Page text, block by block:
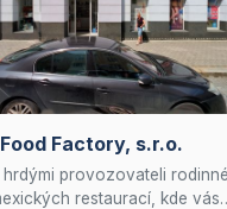
Factory, s.r.o.
hrdými provozovateli rodinné
restaurací, kde vás